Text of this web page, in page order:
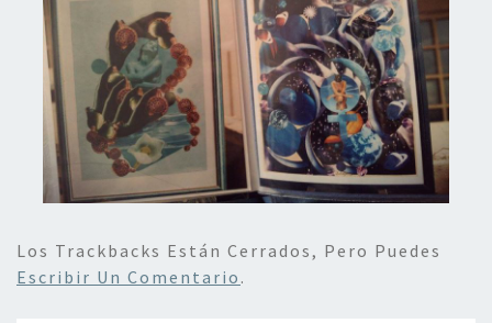
Los Trackbacks Están Cerrados, Pero Puedes
Escribir Un Comentario .